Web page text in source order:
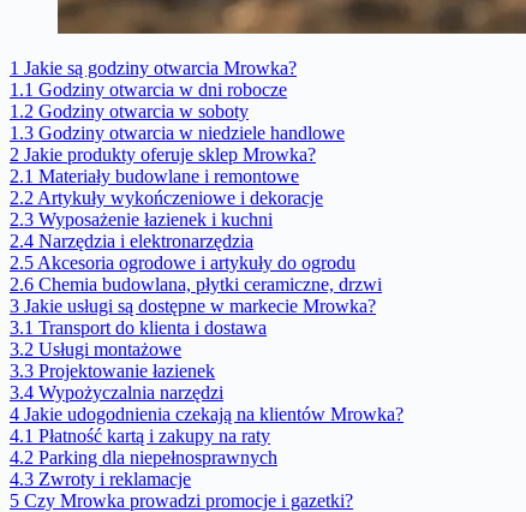
1 Jakie są godziny otwarcia Mrowka?
1.1 Godziny otwarcia w dni robocze
1.2 Godziny otwarcia w soboty
1.3 Godziny otwarcia w niedziele handlowe
2 Jakie produkty oferuje sklep Mrowka?
2.1 Materiały budowlane i remontowe
2.2 Artykuły wykończeniowe i dekoracje
2.3 Wyposażenie łazienek i kuchni
2.4 Narzędzia i elektronarzędzia
2.5 Akcesoria ogrodowe i artykuły do ogrodu
2.6 Chemia budowlana, płytki ceramiczne, drzwi
3 Jakie usługi są dostępne w markecie Mrowka?
3.1 Transport do klienta i dostawa
3.2 Usługi montażowe
3.3 Projektowanie łazienek
3.4 Wypożyczalnia narzędzi
4 Jakie udogodnienia czekają na klientów Mrowka?
4.1 Płatność kartą i zakupy na raty
4.2 Parking dla niepełnosprawnych
4.3 Zwroty i reklamacje
5 Czy Mrowka prowadzi promocje i gazetki?